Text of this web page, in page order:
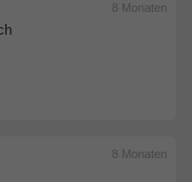
8 Monaten
8 Monaten